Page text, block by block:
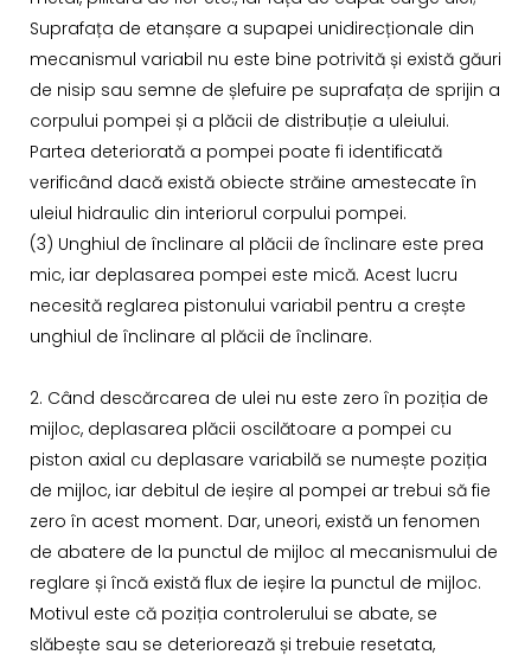
Suprafața de etanșare a supapei unidirecționale din
mecanismul variabil nu este bine potrivită și există găuri
de nisip sau semne de șlefuire pe suprafața de sprijin a
corpului pompei și a plăcii de distribuție a uleiului.
Partea deteriorată a pompei poate fi identificată
verificând dacă există obiecte străine amestecate în
uleiul hidraulic din interiorul corpului pompei.
(3) Unghiul de înclinare al plăcii de înclinare este prea
mic, iar deplasarea pompei este mică. Acest lucru
necesită reglarea pistonului variabil pentru a crește
unghiul de înclinare al plăcii de înclinare.
2. Când descărcarea de ulei nu este zero în poziția de
mijloc, deplasarea plăcii oscilătoare a pompei cu
piston axial cu deplasare variabilă se numește poziția
de mijloc, iar debitul de ieșire al pompei ar trebui să fie
zero în acest moment. Dar, uneori, există un fenomen
de abatere de la punctul de mijloc al mecanismului de
reglare și încă există flux de ieșire la punctul de mijloc.
Motivul este că poziția controlerului se abate, se
slăbește sau se deteriorează și trebuie resetata,